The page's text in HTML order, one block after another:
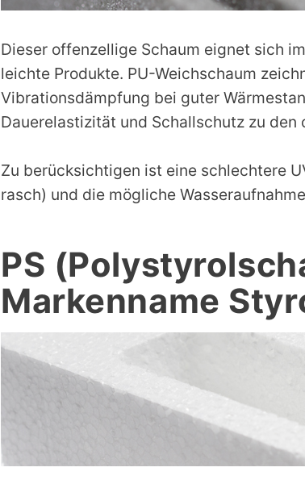
Dieser offenzellige Schaum eignet sich
leichte Produkte. PU-Weichschaum
Vibrationsdämpfung bei guter
Dauerelastizität und Schallschutz zu
Zu berücksichtigen ist eine schlechtere
rasch) und die mögliche
PS
Markenname